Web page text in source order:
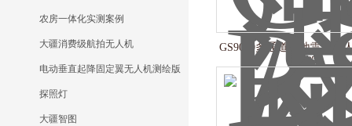
农房一体化实测案例
大疆消费级航拍无人机
电动垂直起降固定翼无人机测绘版
探照灯
大疆智图
GS9000多通道探地雷达单
测